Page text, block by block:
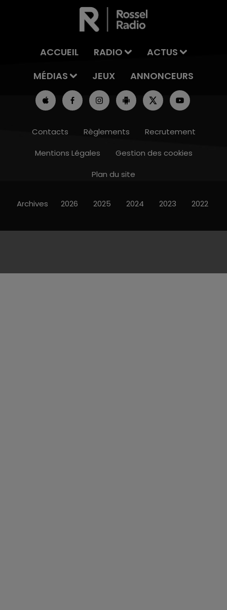
ACCUEIL RADIO
ACTUS
MÉDIAS
JEUX ANNONCEURS
Contacts Règlements
Recrutement
Mentions Légales
Gestion des cookies
Plan du site
Archives 2026 2025 2024 2023 2022